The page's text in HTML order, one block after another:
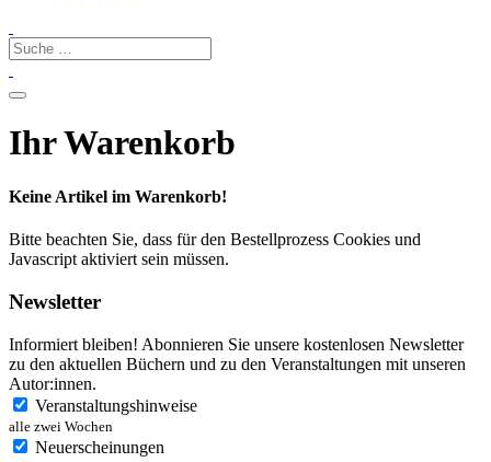
Ihr Warenkorb
Keine Artikel im Warenkorb!
Bitte beachten Sie, dass für den Bestellprozess Cookies und
Javascript aktiviert sein müssen.
Newsletter
Informiert bleiben! Abonnieren Sie unsere kostenlosen Newsletter
zu den aktuellen Büchern und zu den Veranstaltungen mit unseren
Autor:innen.
Veranstaltungshinweise
alle zwei Wochen
Neuerscheinungen